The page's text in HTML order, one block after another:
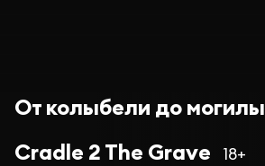
От колыбели до могилы
Cradle 2 The Grave
18+